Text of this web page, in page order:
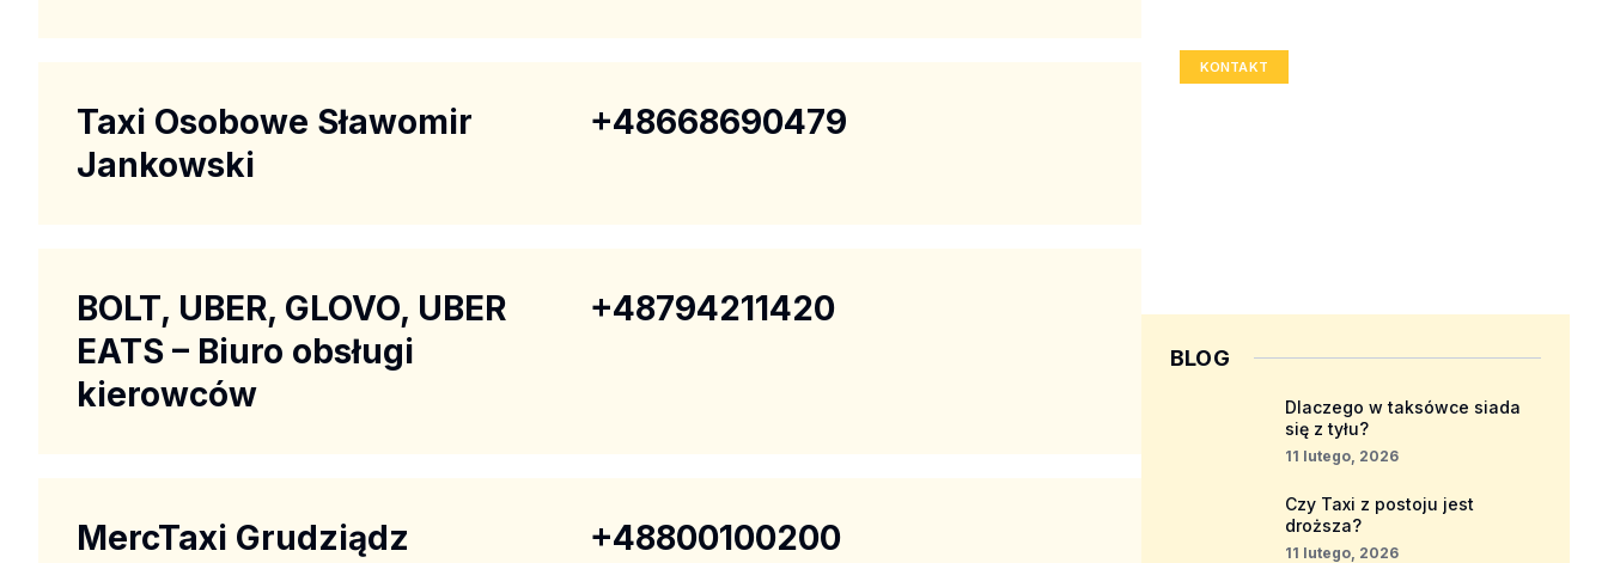
Taxi Osobowe Sławomir
Jankowski
+48668690479
BOLT, UBER, GLOVO, UBER
EATS – Biuro obsługi
kierowców
+48794211420
MercTaxi Grudziądz +48800100200
KONTAKT
BLOG
Dlaczego w taksówce siada
się z tyłu?
11 lutego, 2026
Czy Taxi z postoju jest
droższa?
11 lutego, 2026